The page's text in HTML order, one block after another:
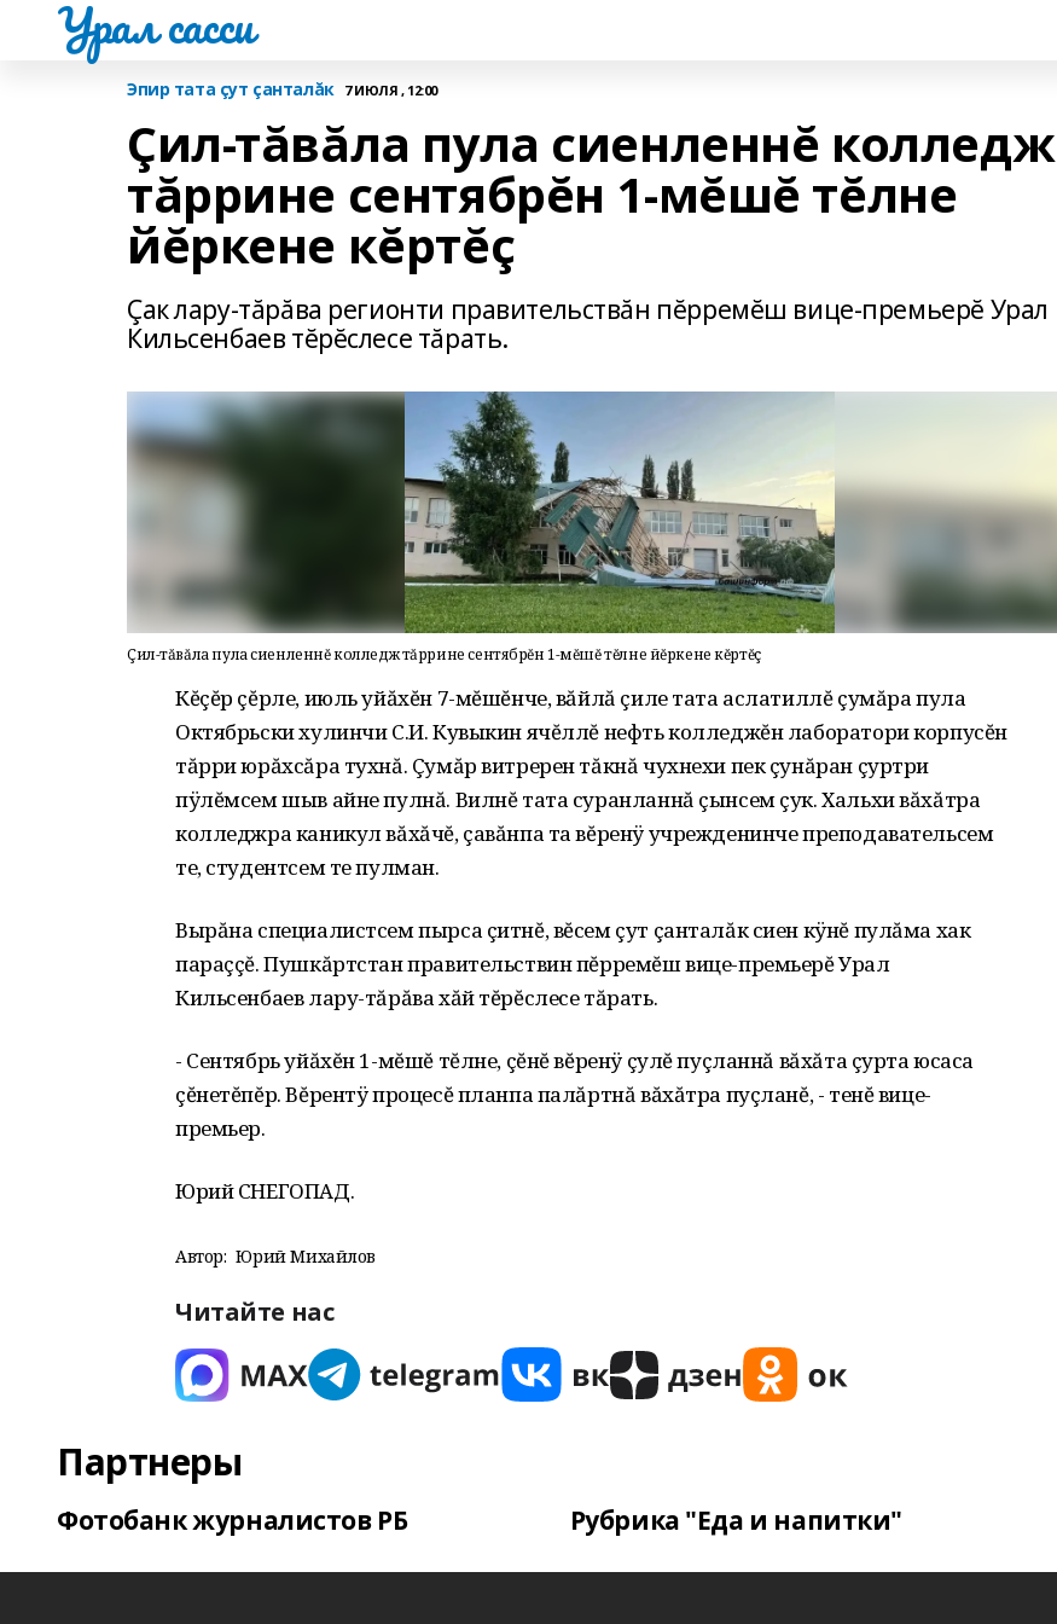
Урал сасси
Эпир тата çут çанталăк 7 ИЮЛЯ , 12:00
Çил-тăвăла пула сиенленнĕ колледж
тăррине сентябрĕн 1-мĕшĕ тĕлне
йĕркене кĕртĕç
Çак лару-тăрăва регионти правительствăн пĕрремĕш вице-премьерĕ Урал
Кильсенбаев тĕрĕслесе тăрать.
Çил-тăвăла пула сиенленнĕ колледж тăррине сентябрĕн 1-мĕшĕ тĕлне йĕркене кĕртĕç
Кĕçĕр çĕрле, июль уйăхĕн 7-мĕшĕнче, вăйлă çиле тата аслатиллĕ çумăра пула
Октябрьски хулинчи С.И. Кувыкин ячĕллĕ нефть колледжĕн лаборатори корпусĕн
тăрри юрăхсăра тухнă. Çумăр витререн тăкнă чухнехи пек çунăран çуртри
пÿлĕмсем шыв айне пулнă. Вилнĕ тата суранланнă çынсем çук. Хальхи вăхăтра
колледжра каникул вăхăчĕ, çавăнпа та вĕренÿ учрежденинче преподавательсем
те, студентсем те пулман.
Вырăна специалистсем пырса çитнĕ, вĕсем çут çанталăк сиен кÿнĕ пулăма хак
параççĕ. Пушкăртстан правительствин пĕрремĕш вице-премьерĕ Урал
Кильсенбаев лару-тăрăва хăй тĕрĕслесе тăрать.
- Сентябрь уйăхĕн 1-мĕшĕ тĕлне, çĕнĕ вĕренÿ çулĕ пуçланнă вăхăта çурта юсаса
çĕнетĕпĕр. Вĕрентÿ процесĕ планпа палăртнă вăхăтра пуçланĕ, - тенĕ вице-
премьер.
Юрий СНЕГОПАД.
Автор: Юрий Михайлов
Читайте нас
Партнеры
Фотобанк журналистов РБ Рубрика "Еда и напитки"